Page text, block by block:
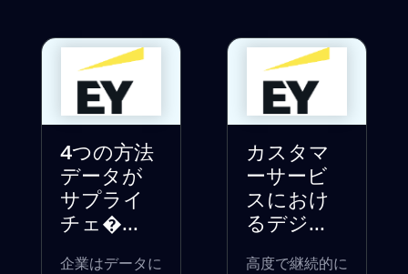
4つの方法
データが
サプライ
チェ�...
企業はデータに
カスタマ
ーサービ
スにおけ
るデジ...
高度で継続的に